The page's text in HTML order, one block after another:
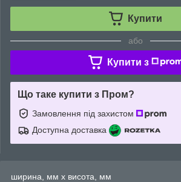
Купити
або
Купити з
Що таке купити з Пром?
Замовлення під захистом
Доступна доставка
ширина, мм х висота, мм